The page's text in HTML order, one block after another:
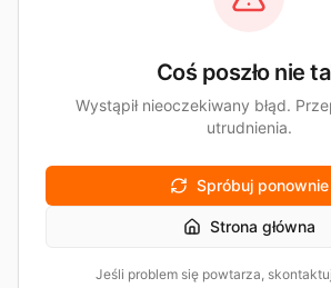
Coś poszło nie
Wystąpił nieoczekiwany błąd.
utrudnienia.
Spróbuj ponownie
Strona główna
Jeśli problem się powtarza,